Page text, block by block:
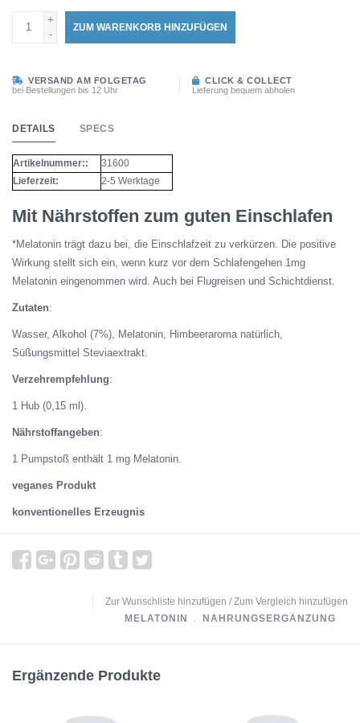
+
-
ZUM WARENKORB HINZUFÜGEN
VERSAND AM FOLGETAG
bei Bestellungen bis 12 Uhr
CLICK & COLLECT
Lieferung bequem abholen
DETAILS SPECS
Artikelnummer::
31600
Lieferzeit:
2-5 Werktage
Mit Nährstoffen zum guten Einschlafen
*Melatonin trägt dazu bei, die Einschlafzeit zu verkürzen. Die positive
Wirkung stellt sich ein, wenn kurz vor dem Schlafengehen 1mg
Melatonin eingenommen wird. Auch bei Flugreisen und Schichtdienst.
Zutaten:
Wasser, Alkohol (7%), Melatonin, Himbeeraroma natürlich,
Süßungsmittel Steviaextrakt.
Verzehrempfehlung:
1 Hub (0,15 ml).
Nährstoffangeben:
1 Pumpstoß enthält 1 mg Melatonin.
veganes Produkt
konventionelles Erzeugnis
Zur Wunschliste hinzufügen / Zum Vergleich hinzufügen
MELATONIN
﹒ NAHRUNGSERGÄNZUNG
Ergänzende Produkte